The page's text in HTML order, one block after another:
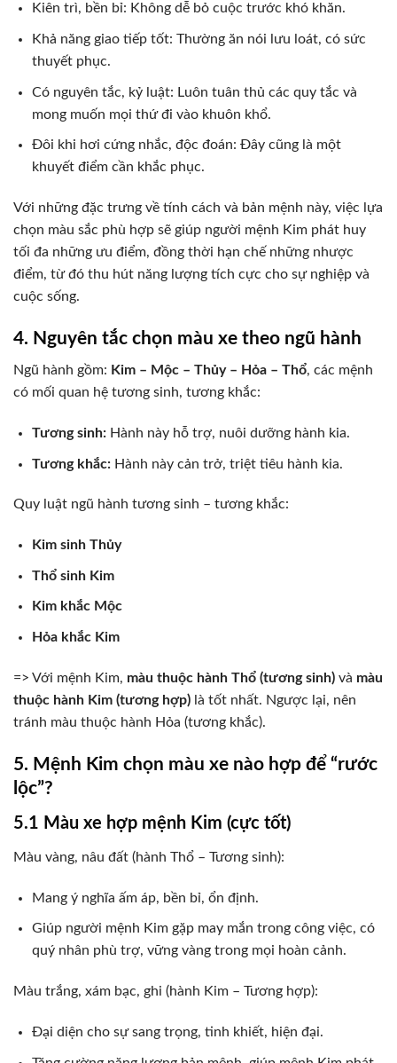
Kiên trì, bền bỉ: Không dễ bỏ cuộc trước khó khăn.
Khả năng giao tiếp tốt: Thường ăn nói lưu loát, có sức
thuyết phục.
Có nguyên tắc, kỷ luật: Luôn tuân thủ các quy tắc và
mong muốn mọi thứ đi vào khuôn khổ.
Đôi khi hơi cứng nhắc, độc đoán: Đây cũng là một
khuyết điểm cần khắc phục.
Với những đặc trưng về tính cách và bản mệnh này, việc lựa
chọn màu sắc phù hợp sẽ giúp người mệnh Kim phát huy
tối đa những ưu điểm, đồng thời hạn chế những nhược
điểm, từ đó thu hút năng lượng tích cực cho sự nghiệp và
cuộc sống.
4. Nguyên tắc chọn màu xe theo ngũ hành
Ngũ hành gồm: Kim – Mộc – Thủy – Hỏa – Thổ, các mệnh
có mối quan hệ tương sinh, tương khắc:
Tương sinh:Hành này hỗ trợ, nuôi dưỡng hành kia.
Tương khắc:Hành này cản trở, triệt tiêu hành kia.
Quy luật ngũ hành tương sinh – tương khắc:
Kim sinh Thủy
Thổ sinh Kim
Kim khắc Mộc
Hỏa khắc Kim
=> Với mệnh Kim, màu thuộc hành Thổ (tương sinh) và màu
thuộc hành Kim (tương hợp) là tốt nhất. Ngược lại, nên
tránh màu thuộc hành Hỏa (tương khắc).
5. Mệnh Kim chọn màu xe nào hợp để “rước
lộc”?
5.1 Màu xe hợp mệnh Kim (cực tốt)
Màu vàng, nâu đất (hành Thổ – Tương sinh):
Mang ý nghĩa ấm áp, bền bỉ, ổn định.
Giúp người mệnh Kim gặp may mắn trong công việc, có
quý nhân phù trợ, vững vàng trong mọi hoàn cảnh.
Màu trắng, xám bạc, ghi (hành Kim – Tương hợp):
Đại diện cho sự sang trọng, tinh khiết, hiện đại.